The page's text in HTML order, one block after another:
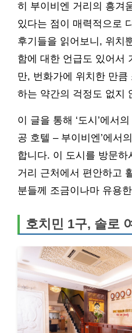
히 부이비엔 거리의 흥겨
있다는 점이 매력적으로
후기들을 읽어보니, 위치
함에 대한 언급도 있어서
만, 번화가에 위치한 만
하는 약간의 걱정도 없지
이 글을 통해 ‘도시’에서
공 호텔 – 부이비엔’에서
합니다. 이 도시를 방문
거리 근처에서 편안하고
분들께 조금이나마 유용
호치민 1구, 솔로